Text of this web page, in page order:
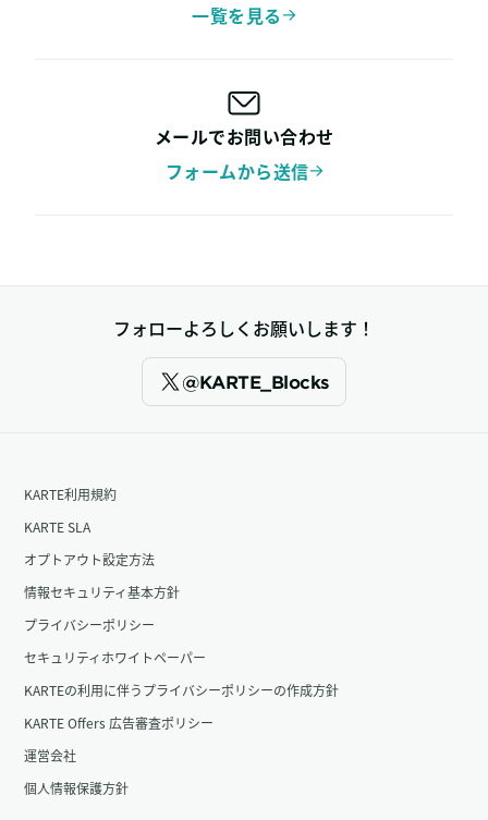
一覧を見る
メールでお問い合わせ
フォームから送信
フォローよろしくお願いします！
@KARTE_Blocks
KARTE利用規約
KARTE SLA
オプトアウト設定方法
情報セキュリティ基本方針
プライバシーポリシー
セキュリティホワイトペーパー
KARTEの利用に伴うプライバシーポリシーの作成方針
KARTE Offers 広告審査ポリシー
運営会社
個人情報保護方針